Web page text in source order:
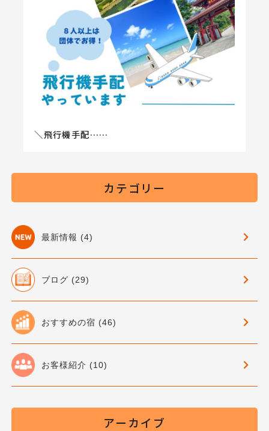
＼飛行機手配……
カテゴリー
最新情報 (4)
ブログ (29)
おすすめの宿 (46)
お客様紹介 (10)
アーカイブ